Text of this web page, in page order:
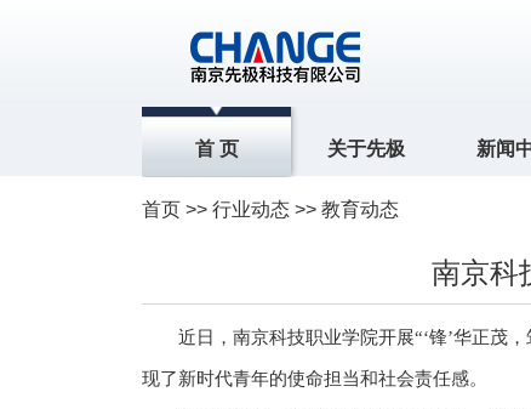
首 页 关于先极 新闻
首页 >> 行业动态 >> 教育动态
南京科
近日，南京科技职业学院开展“‘锋’华正茂
现了新时代青年的使命担当和社会责任感。